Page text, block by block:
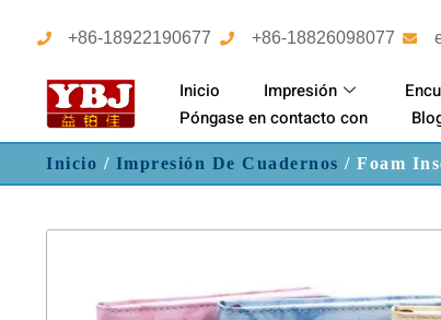
+86-18922190677 +86-18826098077
Inicio Impresión
Póngase en contacto con
Inicio / Impresión De Cuadernos / Foam